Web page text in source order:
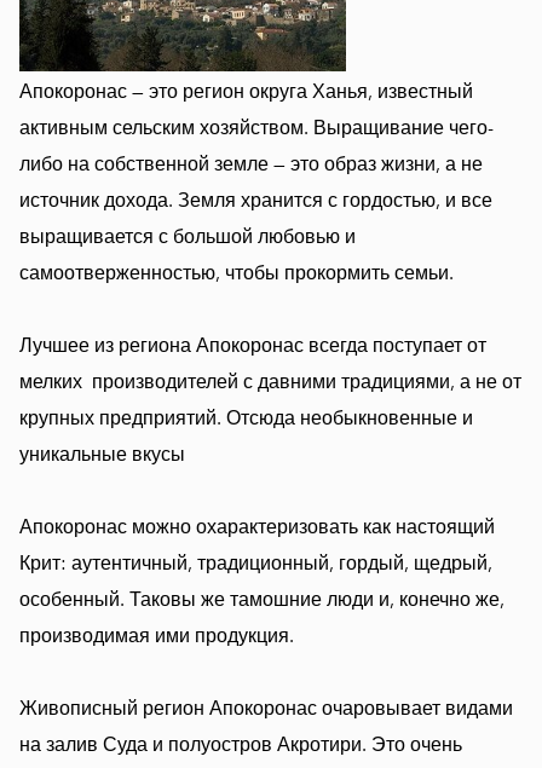
Апокоронас — это регион округа Ханья, известный
активным сельским хозяйством. Выращивание чего-
либо на собственной земле — это образ жизни, а не
источник дохода. Земля хранится с гордостью, и все
выращивается с большой любовью и
самоотверженностью, чтобы прокормить семьи.
Лучшее из региона Апокоронас всегда поступает от
мелких производителей с давними традициями, а не от
крупных предприятий. Отсюда необыкновенные и
уникальные вкусы
Апокоронас можно охарактеризовать как настоящий
Крит: аутентичный, традиционный, гордый, щедрый,
особенный. Таковы же тамошние люди и, конечно же,
производимая ими продукция.
Живописный регион Апокоронас очаровывает видами
на залив Суда и полуостров Акротири. Это очень